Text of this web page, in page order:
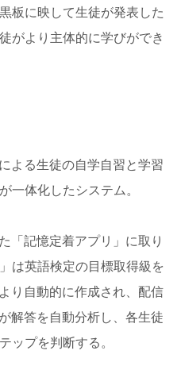
板に映して生徒が発表した
がより主体的に学びができ
よる生徒の自学自習と学習
一体化したシステム。
「記憶定着アプリ」に取り
は英語検定の目標取得級を
り自動的に作成され、配信
解答を自動分析し、各生徒
ップを判断する。